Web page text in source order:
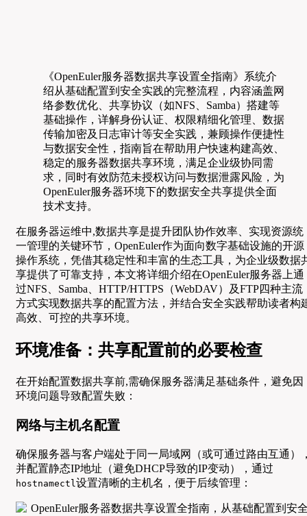
《OpenEuler服务器数据共享设置全指南》系统介
绍从基础配置到安全实践的完整流程，内容涵盖网
络参数优化、共享协议（如NFS、Samba）搭建等
基础操作，详解身份认证、权限精细化管理、数据
传输加密及日志审计等安全实践，兼顾操作便捷性
与数据安全性，指南旨在帮助用户快速构建高效、
稳定的服务器数据共享环境，满足企业级协同需
求，同时有效防范未授权访问与数据泄露风险，为
OpenEuler服务器环境下的数据安全共享提供全面
技术支持。
在服务器运维中,数据共享是提升团队协作效率、实现资源统
一管理的关键环节，OpenEuler作为面向数字基础设施的开源
操作系统，凭借其稳定性和丰富的生态工具，为企业级数据
享提供了可靠支持，本文将详细介绍在OpenEuler服务器上通
过NFS、Samba、HTTP/HTTPS（WebDAV）及FTP四种主流
方式实现数据共享的配置方法，并结合安全实践帮助读者构
高效、可控的共享环境。
环境准备：共享配置前的必要检查
在开始配置数据共享前,需确保服务器满足基础条件，避免因
环境问题导致配置失败：
网络与主机名配置
确保服务器与客户端处于同一局域网（或可通过路由互通）
并配置静态IP地址（避免DHCP导致的IP变动），通过
hostnamectl 设置清晰的主机名，便于后续管理：